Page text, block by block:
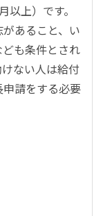
以上）です。
あること、い
も条件とされ
ない人は給付
請をする必要